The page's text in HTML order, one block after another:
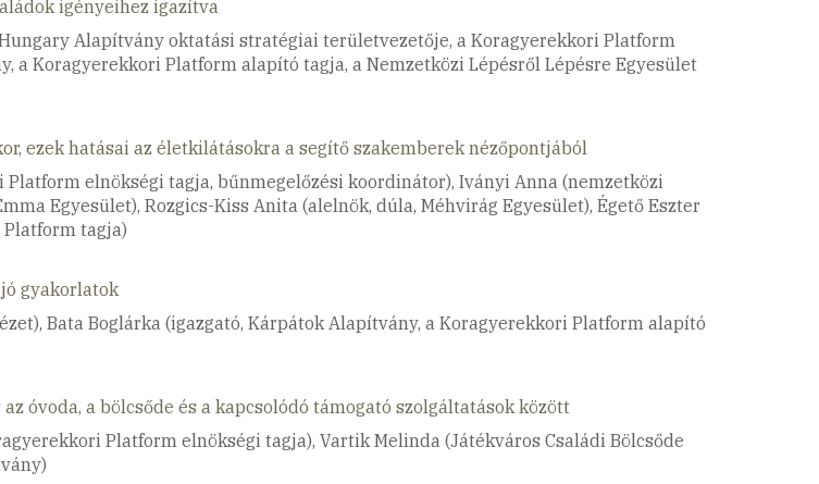
igényeihez igazítva
Alapítvány oktatási stratégiai területvezetője, a Koragyerekkori Platform
a Koragyerekkori Platform alapító tagja, a Nemzetközi Lépésről Lépésre Egyesület
ezek hatásai az életkilátásokra a segítő szakemberek nézőpontjából
elnökségi tagja, bűnmegelőzési koordinátor), Iványi Anna (nemzetközi
Egyesület), Rozgics-Kiss Anita (alelnök, dúla, Méhvirág Egyesület), Égető Eszter
tagja)
gyakorlatok
Bata Boglárka (igazgató, Kárpátok Alapítvány, a Koragyerekkori Platform alapító
óvoda, a bölcsőde és a kapcsolódó támogató szolgáltatások között
Platform elnökségi tagja), Vartik Melinda (Játékváros Családi Bölcsőde